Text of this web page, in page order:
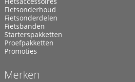
Fietsonderhoud
Fietsonderdelen
Fietsbanden
Starterspakketten
Proefpakketten
Promoties
Merken